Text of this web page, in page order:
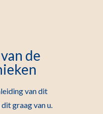
de
van dit
graag van u.